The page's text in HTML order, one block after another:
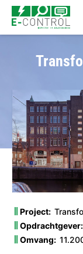
Project:
Opdrachtgever:
Omvang: